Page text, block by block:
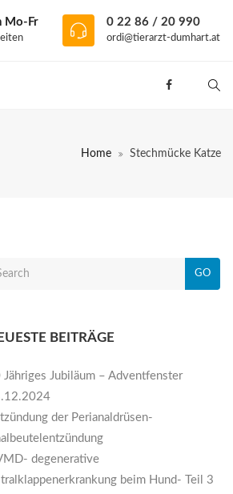
Mo-Fr 0 22 86 / 20 990
ordi@tierarzt-dumhart.at
Home Stechmücke Katze
GO
BEITRÄGE
Jähriges Jubiläum – Adventfenster
der Perianaldrüsen-
degenerative
beim Hund- Teil 3